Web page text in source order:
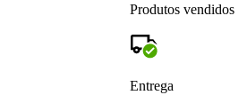
Produtos vendidos
Entrega